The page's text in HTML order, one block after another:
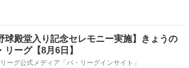
球殿堂入り記念セレモニー実施】きょうの
リーグ【8月6日】
ーグ公式メディア「パ・リーグインサイト」